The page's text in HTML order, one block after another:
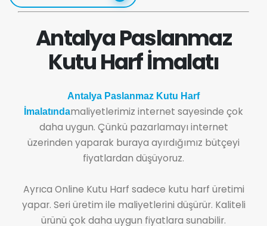
Antalya Paslanmaz
Kutu Harf İmalatı
Antalya Paslanmaz Kutu Harf
İmalatındamaliyetlerimiz internet sayesinde çok
daha uygun. Çünkü pazarlamayı internet
üzerinden yaparak buraya ayırdığımız bütçeyi
fiyatlardan düşüyoruz.
Ayrıca Online Kutu Harf sadece kutu harf üretimi
yapar. Seri üretim ile maliyetlerini düşürür. Kaliteli
ürünü çok daha uygun fiyatlara sunabilir.